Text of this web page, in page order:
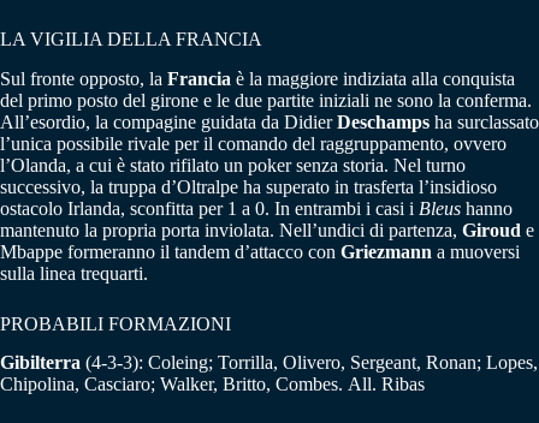
LA VIGILIA DELLA FRANCIA
Sul fronte opposto, la Francia è la maggiore indiziata alla conquista
del primo posto del girone e le due partite iniziali ne sono la conferma.
All’esordio, la compagine guidata da DidierDeschamps ha surclassato
l’unica possibile rivale per il comando del raggruppamento, ovvero
l’Olanda, a cui è stato rifilato un poker senza storia. Nel turno
successivo, la truppa d’Oltralpe ha superato in trasferta l’insidioso
ostacolo Irlanda, sconfitta per 1 a 0. In entrambi i casi i Bleus hanno
mantenuto la propria porta inviolata. Nell’undici di partenza, Giroud e
Mbappe formeranno il tandem d’attacco con Griezmann a muoversi
sulla linea trequarti.
PROBABILI FORMAZIONI
Gibilterra (4-3-3): Coleing; Torrilla, Olivero, Sergeant, Ronan; Lopes,
Chipolina, Casciaro; Walker, Britto, Combes. All. Ribas